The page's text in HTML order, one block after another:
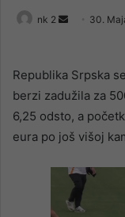
nk 2
Send 30.
Republika Srpska
berzi zadužila za
6,25 odsto, a
eura po još višoj